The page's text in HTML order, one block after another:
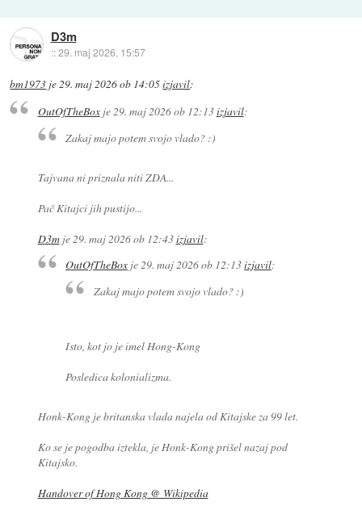
D3m
::29. maj 2026, 15:57
bm1973 je29. maj 2026 ob 14:05izjavil:
OutOfTheBoxje29. maj 2026 ob 12:13izjavil:
Zakaj majo potem svojo vlado? :)
Tajvana ni priznala niti ZDA...
Pač Kitajci jih pustijo...
D3mje 29. maj 2026 ob 12:43izjavil:
OutOfTheBox je29. maj 2026 ob 12:13izjavil:
Zakaj majo potem svojo vlado? :)
Isto, kot jo je imel Hong-Kong
Posledica kolonializma.
Honk-Kong je britanska vlada najela od Kitajske za 99 let.
Ko se je pogodba iztekla, je Honk-Kong prišel nazaj pod
Kitajsko.
Handover of Hong Kong @ Wikipedia